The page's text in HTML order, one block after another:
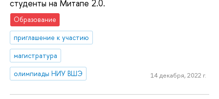
студенты на Митапе 2.0.
Образование
приглашение к участию
магистратура
олимпиады НИУ ВШЭ
14 декабря, 2022 г.